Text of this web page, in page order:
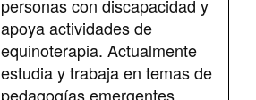
personas con discapacidad y
apoya actividades de
equinoterapia. Actualmente
estudia y trabaja en temas de
pedagogías emergentes,